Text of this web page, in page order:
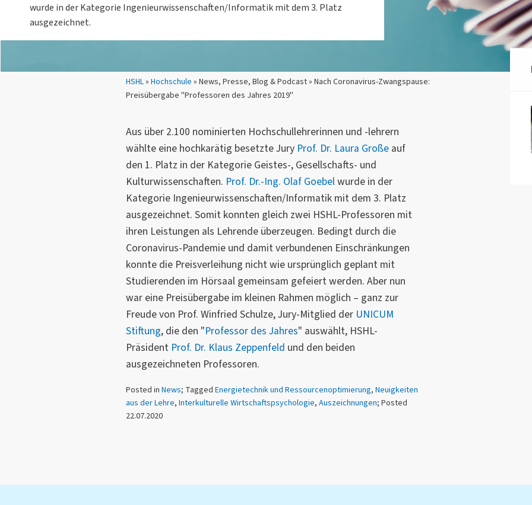
Sie sind hier:
HSHL» Hochschule » News, Presse, Blog & Podcast » Nach Coronavirus-Zwangspause:
Preisübergabe "Professoren des Jahres 2019"
wurde in der Kategorie Ingenieurwissenschaften/Informatik mit dem 3. Platz
ausgezeichnet.
Aus über 2.100 nominierten Hochschullehrerinnen und -lehrern
wählte eine hochkarätig besetzte Jury Prof. Dr. Laura Großeauf
den 1. Platz in der Kategorie Geistes-, Gesellschafts- und
Kulturwissenschaften. Prof. Dr.-Ing. Olaf Goebelwurde in der
Kategorie Ingenieurwissenschaften/Informatik mit dem 3. Platz
ausgezeichnet. Somit konnten gleich zwei HSHL-Professoren mit
ihren Leistungen als Lehrende überzeugen. Bedingt durch die
Coronavirus-Pandemie und damit verbundenen Einschränkungen
konnte die Preisverleihung nicht wie ursprünglich geplant mit
Studierenden im Hörsaal gemeinsam gefeiert werden. Aber nun
war eine Preisübergabe im kleinen Rahmen möglich – ganz zur
Freude von Prof. Winfried Schulze, Jury-Mitglied der UNICUM
Stiftung, die den "Professor des Jahres" auswählt, HSHL-
Präsident Prof. Dr. Klaus Zeppenfeld und den beiden
ausgezeichneten Professoren.
Posted in News; Tagged Energietechnik und Ressourcenoptimierung, Neuigkeiten
aus der Lehre, Interkulturelle Wirtschaftspsychologie, Auszeichnungen; Posted
22.07.2020